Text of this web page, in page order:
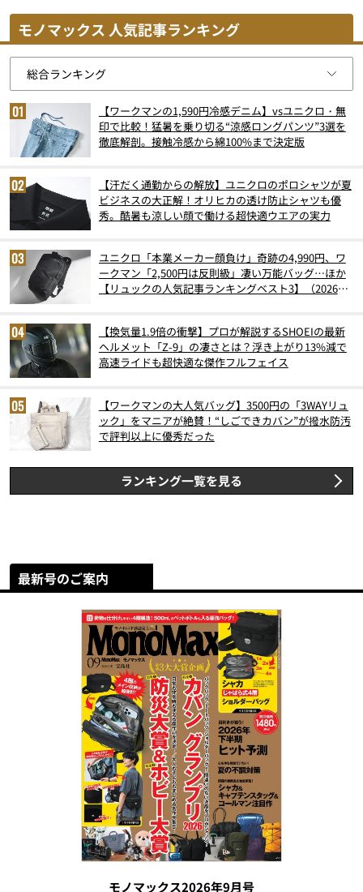
モノマックス 人気記事ランキング
【ワークマンの1,590円冷感デニム】vsユニクロ・無
印で比較！猛暑を乗り切る“涼感ロングパンツ”3選を
徹底解剖。接触冷感から綿100%まで決定版
【汗だく通勤からの解放】ユニクロのポロシャツが夏
ビジネスの大正解！オリヒカの透け防止シャツも優
秀。酷暑も涼しい顔で働ける超快適ウエアの実力
ユニクロ「本業メーカー顔負け」奇跡の4,990円、ワ
ークマン「2,500円は反則級」凄い万能バッグ…ほか
【リュックの人気記事ランキングベスト3】（2026年
【換気量1.9倍の衝撃】プロが解説するSHOEIの最新
ヘルメット「Z-9」の凄さとは？浮き上がり13%減で
高速ライドも超快適な傑作フルフェイス
【ワークマンの大人気バッグ】3500円の「3WAYリュ
ック」をマニアが絶賛！“しごできカバン”が撥水防汚
で評判以上に優秀だった
ランキング一覧を見る
最新号のご案内
モノマックス2026年9月号